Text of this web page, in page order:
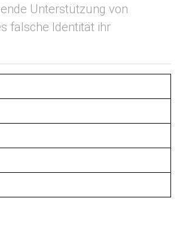
Unterstützung von
falsche Identität ihr